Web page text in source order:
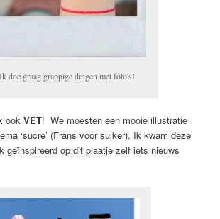
Ik doe graag grappige dingen met foto's!
ookVET! We moesten een mooie illustratie
‘sucre’ (Frans voor suiker). Ik kwam deze
geïnspireerd op dit plaatje zelf iets nieuws